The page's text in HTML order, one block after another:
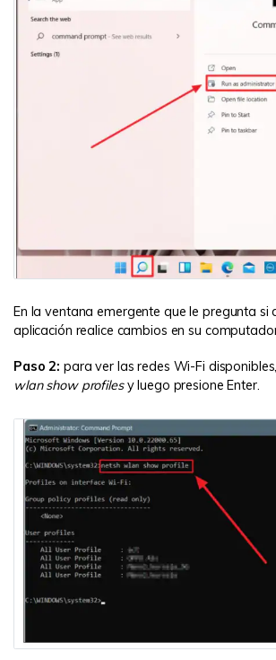
En la ventana emergente que le pregunta si
aplicación realice cambios en su
Paso 2: para ver las redes Wi-Fi
wlan show profilesy luego presione Enter.